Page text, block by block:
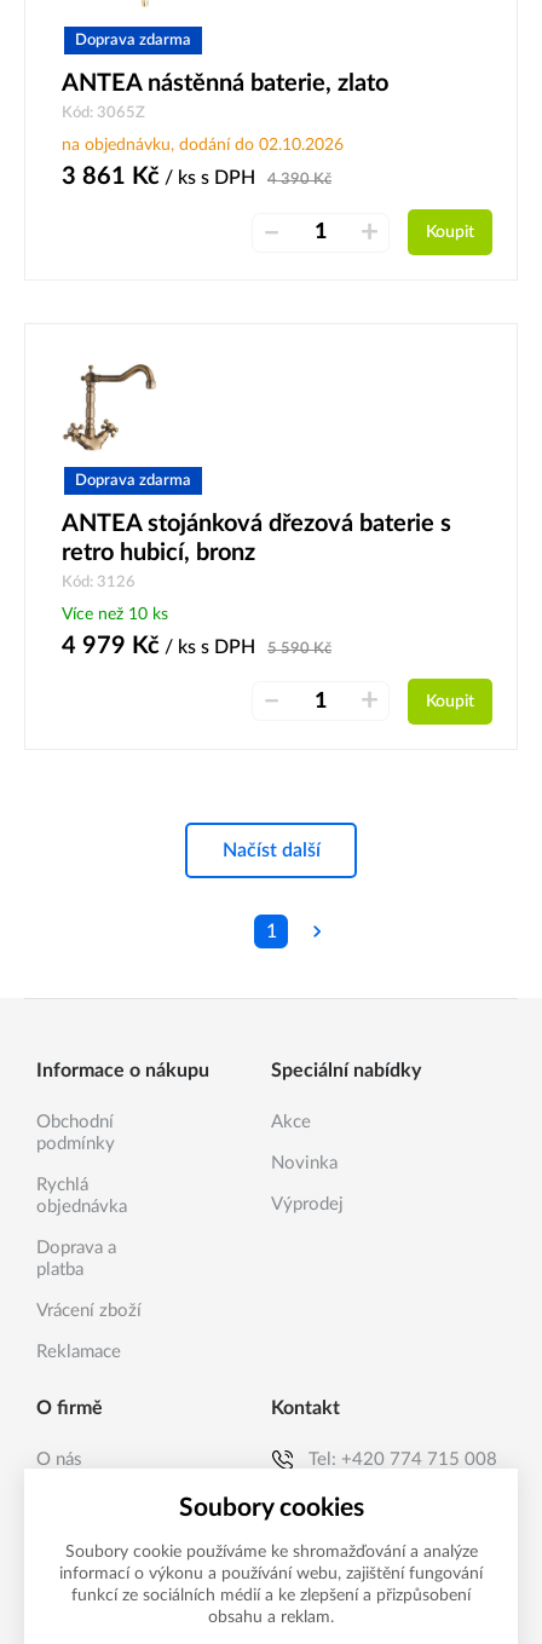
Doprava zdarma
ANTEA nástěnná baterie, zlato
Kód: 3065Z
na objednávku, dodání do 02.10.2026
3 861 Kč / ks s DPH 4 390Kč
– + Koupit
Doprava zdarma
ANTEA stojánková dřezová baterie s
retro hubicí, bronz
Kód: 3126
Více než 10 ks
4 979 Kč / ks s DPH 5 590Kč
– + Koupit
Načíst další
1
Informace o nákupu
Obchodní
podmínky
Rychlá
objednávka
Doprava a
platba
Vrácení zboží
Reklamace
Speciální nabídky
Akce
Novinka
Výprodej
O firmě
O nás
Kontakt
Tel: +420 774 715 008
E-mail:
Možnosti platby
Soubory cookies
Soubory cookie používáme ke shromažďování a analýze
informací o výkonu a používání webu, zajištění fungování
funkcí ze sociálních médií a ke zlepšení a přizpůsobení
obsahu a reklam.